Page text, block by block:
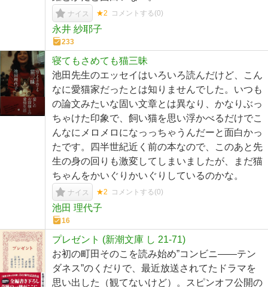
ナイス ★2 コメントする(0)
永井 紗耶子
233
寝てもさめても猫三昧
池田先生のエッセイはいろいろ読んだけど、こん
なに愛猫家だったとは知りませんでした。いつも
の論文みたいな固い文章とは異なり、かなりぶっ
ちゃけた印象で、飼い猫を思い浮かべるだけでこ
んなにメロメロになっっちゃうんだーと面白かっ
たです。四半世紀近く前の本なので、このあと先
生の身の回りも激変してしまいましたが、まだ猫
ちゃんをかいぐりかいぐりしているのかな。
ナイス ★2 コメントする(0)
池田 理代子
16
プレゼント (新潮文庫 し 21-71)
お初の町田そのこを読み始め”コンビニ――テン
ダネス”のくだりで、最近放送されてたドラマを
思い出した（観てないけど）。スピンオフ公開の